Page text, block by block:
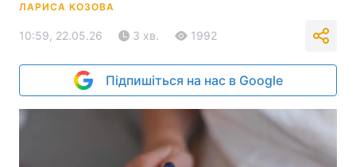
ЛАРИСА КОЗОВА
10:59, 22.05.26 3 хв. 1992
Підпишіться на нас в Google